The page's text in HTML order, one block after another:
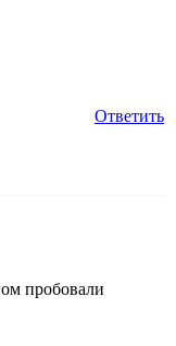
Ответить
пробовали